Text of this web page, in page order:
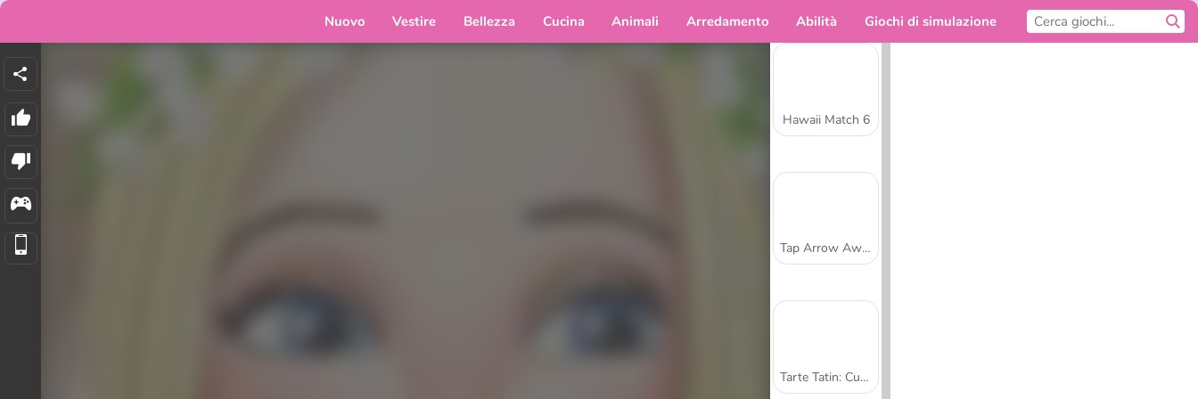
Nuovo Vestire Bellezza Cucina Animali Arredamento Abilità Giochi di simulazione
Hawaii Match 6
Tap Arrow Away
Tarte Tatin: Cucina con Sara